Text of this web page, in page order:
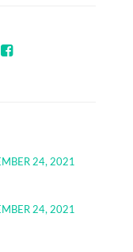
24, 2021
24, 2021